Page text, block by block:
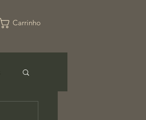
Carrinho